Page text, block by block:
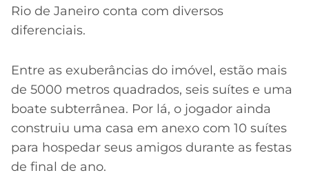
Rio de Janeiro conta com diversos
diferenciais.
Entre as exuberâncias do imóvel, estão mais
de 5000 metros quadrados, seis suítes e uma
boate subterrânea. Por lá, o jogador ainda
construiu uma casa em anexo com 10 suítes
para hospedar seus amigos durante as festas
de final de ano.